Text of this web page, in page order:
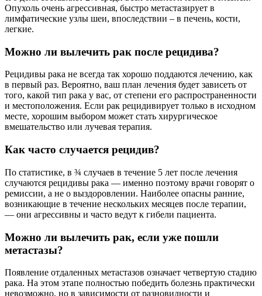
Опухоль очень агрессивная, быстро метастазирует в
лимфатические узлы шеи, впоследствии – в печень, кости,
легкие.
Можно ли вылечить рак после рецидива?
Рецидивы рака не всегда так хорошо поддаются лечению, как
в первый раз. Вероятно, ваш план лечения будет зависеть от
того, какой тип рака у вас, от степени его распространенности
и местоположения. Если рак рецидивирует только в исходном
месте, хорошим выбором может стать хирургическое
вмешательство или лучевая терапия.
Как часто случается рецидив?
По статистике, в ¾ случаев в течение 5 лет после лечения
случаются рецидивы рака — именно поэтому врачи говорят о
ремиссии, а не о выздоровлении. Наиболее опасны ранние,
возникающие в течение нескольких месяцев после терапии,
— они агрессивны и часто ведут к гибели пациента.
Можно ли вылечить рак, если уже пошли
метастазы?
Появление отдаленных метастазов означает четвертую стадию
рака. На этом этапе полностью победить болезнь практически
невозможно, но в зависимости от разновидности и